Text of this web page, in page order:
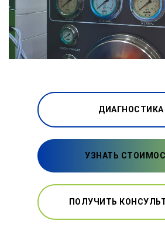
ДИАГНОСТИКА
УЗНАТЬ
ПОЛУЧИТЬ